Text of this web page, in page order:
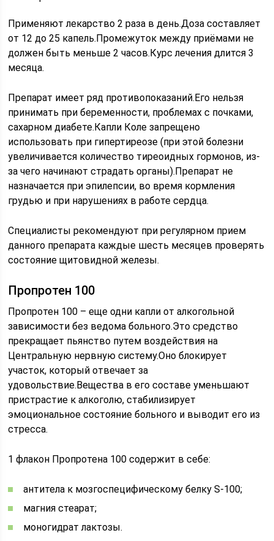
Применяют лекарство 2 раза в день.Доза составляет
от 12 до 25 капель.Промежуток между приёмами не
должен быть меньше 2 часов.Курс лечения длится 3
месяца.
Препарат имеет ряд противопоказаний.Его нельзя
принимать при беременности, проблемах с почками,
сахарном диабете.Капли Коле запрещено
использовать при гипертиреозе (при этой болезни
увеличивается количество тиреоидных гормонов, из-
за чего начинают страдать органы).Препарат не
назначается при эпилепсии, во время кормления
грудью и при нарушениях в работе сердца.
Специалисты рекомендуют при регулярном прием
данного препарата каждые шесть месяцев проверять
состояние щитовидной железы.
Пропротен 100
Пропротен 100 – еще одни капли от алкогольной
зависимости без ведома больного.Это средство
прекращает пьянство путем воздействия на
Центральную нервную систему.Оно блокирует
участок, который отвечает за
удовольствие.Вещества в его составе уменьшают
пристрастие к алкоголю, стабилизирует
эмоциональное состояние больного и выводит его из
стресса.
1 флакон Пропротена 100 содержит в себе:
антитела к мозгоспецифическому белку S-100;
магния стеарат;
моногидрат лактозы.